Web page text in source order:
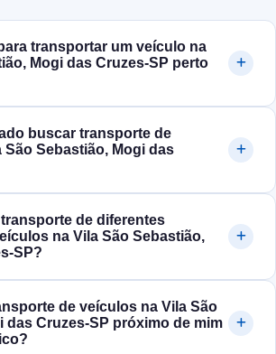
transportar um veículo na
Mogi das Cruzes‑SP perto
buscar transporte de
Sebastião, Mogi das
de diferentes
na Vila São Sebastião,
de veículos na Vila São
das Cruzes‑SP próximo de mim